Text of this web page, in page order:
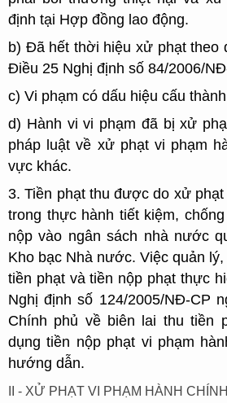
định tại Hợp đồng lao động.
b) Đã hết thời hiệu xử phạt theo
Điều 25 Nghị định số 84/2006/
c) Vi phạm có dấu hiệu cấu
d) Hành vi vi phạm đã bị xử
pháp luật về xử phạt vi phạm
vực khác.
3. Tiền phạt thu được do xử
trong thực hành tiết kiệm,
nộp vào ngân sách nhà nước
Kho bạc Nhà nước. Việc quản
tiền phạt và tiền nộp phạt thực
Nghị định số 124/2005/NĐ-CP
Chính phủ về biên lai thu tiền
dụng tiền nộp phạt vi phạm
hướng dẫn.
II - XỬ PHẠT VI PHẠM HÀNH CHÍNH